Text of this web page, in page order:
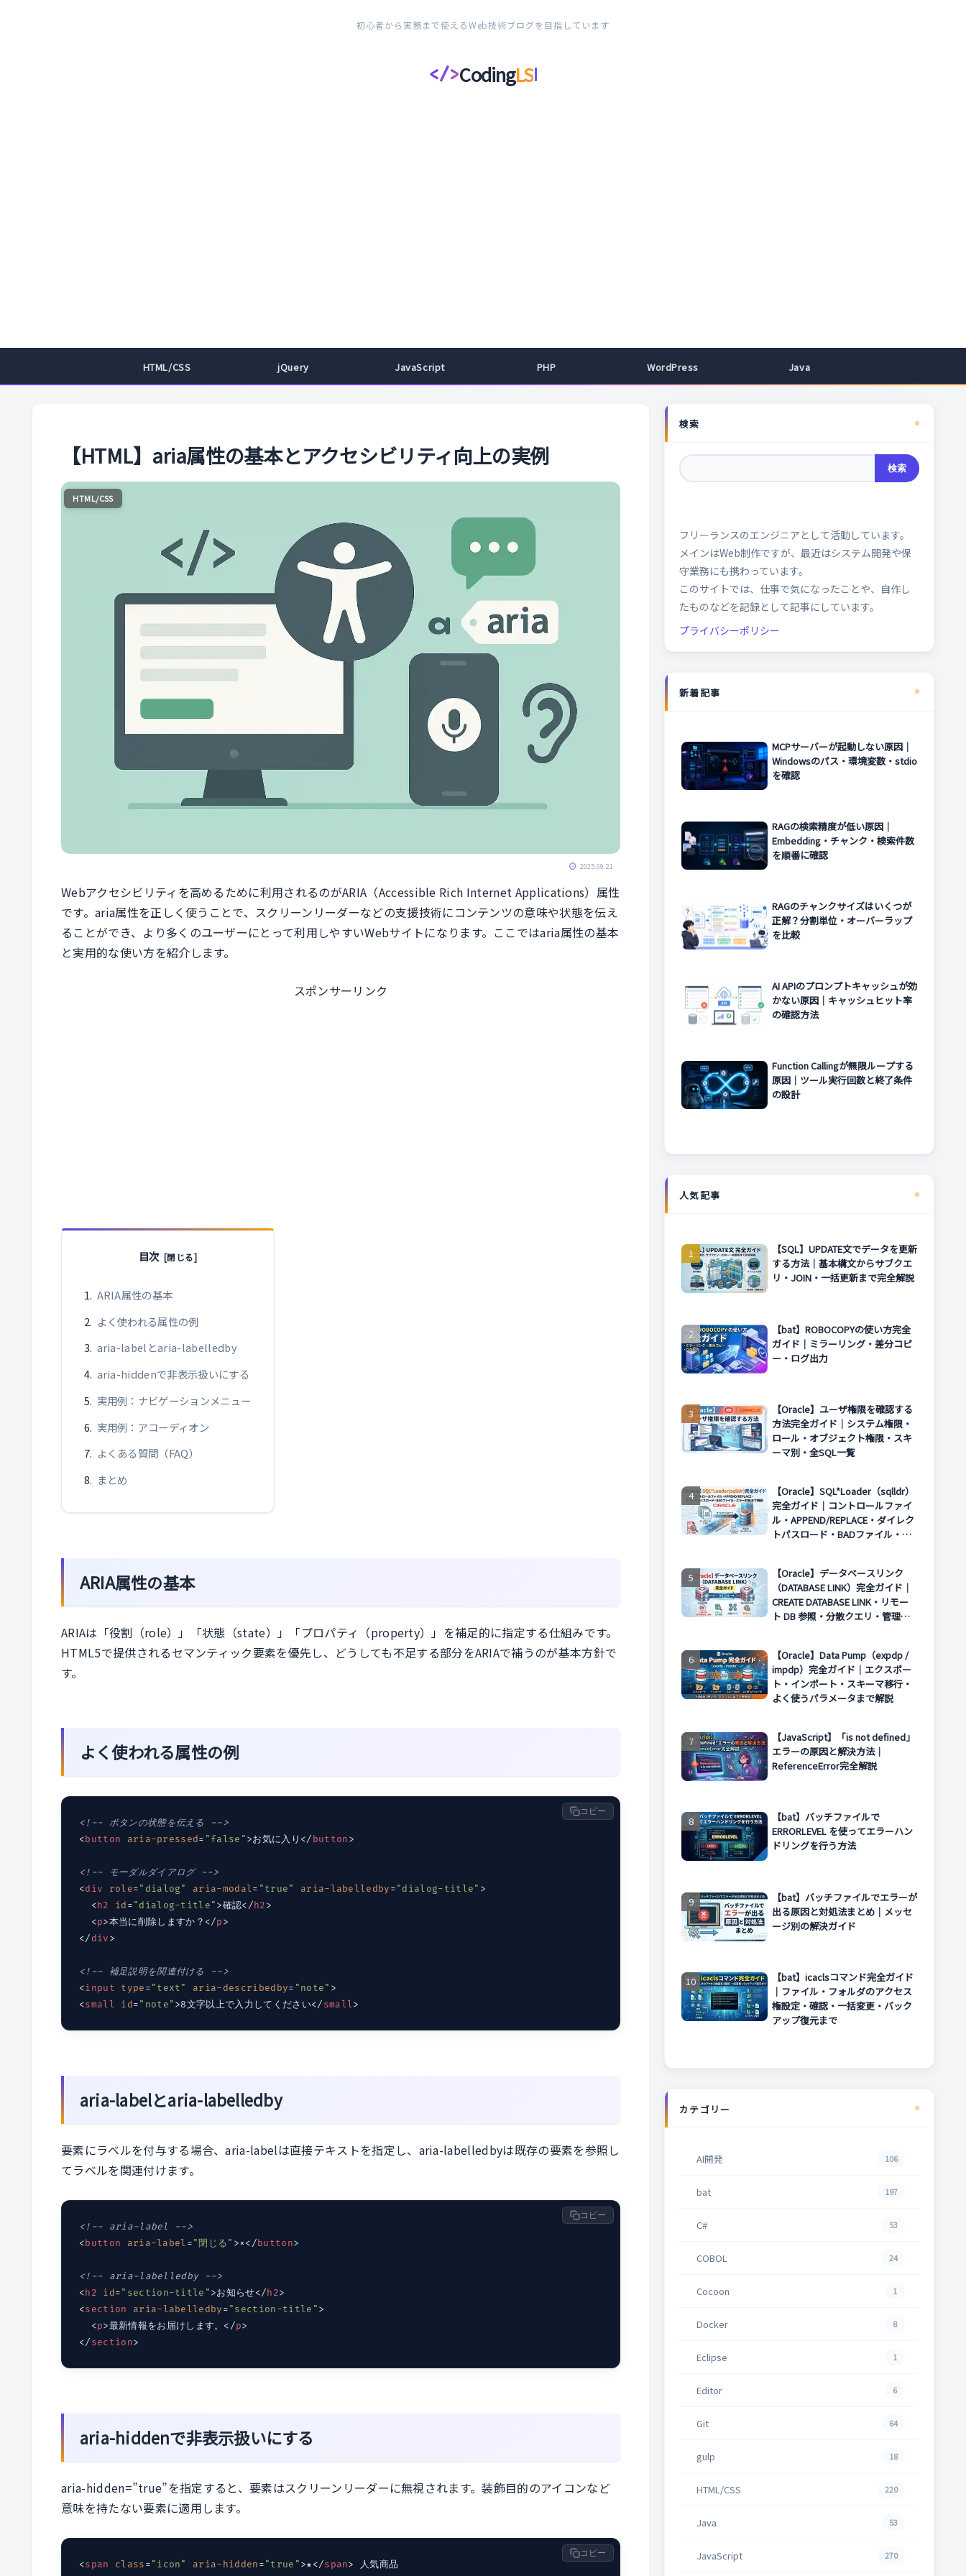
初心者から実務まで使えるWeb技術ブログを目指しています
</>CodingLS
コ
HTML/CSS jQuery JavaScript PHP WordPress Java
【HTML】aria属性の基本とアクセシビリティ向上の実例
HTML/CSS
2025.09.21
Webアクセシビリティを高めるために利用されるのがARIA（Accessible Rich Internet Applications）属性
です。aria属性を正しく使うことで、スクリーンリーダーなどの支援技術にコンテンツの意味や状態を伝え
ることができ、より多くのユーザーにとって利用しやすいWebサイトになります。ここではaria属性の基本
と実用的な使い方を紹介します。
スポンサーリンク
目次
ARIA属性の基本
よく使われる属性の例
aria-labelとaria-labelledby
aria-hiddenで非表示扱いにする
実用例：ナビゲーションメニュー
実用例：アコーディオン
よくある質問（FAQ）
まとめ
ARIA属性の基本
ARIAは「役割（role）」「状態（state）」「プロパティ（property）」を補足的に指定する仕組みです。
HTML5で提供されるセマンティック要素を優先し、どうしても不足する部分をARIAで補うのが基本方針で
す。
よく使われる属性の例
<!-- ボタンの状態を伝える -->
<button aria-pressed= "false">お気に入り </button>
<!-- モーダルダイアログ -->
<div role="dialog" aria-modal= "true" aria-labelledby="dialog-title" >
<h2 id="dialog-title">確認</h2>
<p>本当に削除しますか？ </p>
</div>
<!-- 補足説明を関連付ける -->
<input type="text" aria-describedby= "note" >
<small id="note">8文字以上で入力してください</small>
コピー
aria-labelとaria-labelledby
要素にラベルを付与する場合、aria-labelは直接テキストを指定し、aria-labelledbyは既存の要素を参照し
てラベルを関連付けます。
<!-- aria-label -->
<button aria-label="閉じる" >×</button>
<!-- aria-labelledby -->
<h2 id="section-title">お知らせ</h2>
<section aria-labelledby="section-title">
<p>最新情報をお届けします。 </p>
</section>
コピー
aria-hiddenで非表示扱いにする
aria-hidden=”true”を指定すると、要素はスクリーンリーダーに無視されます。装飾目的のアイコンなど
意味を持たない要素に適用します。
<span class="icon" aria-hidden="true">★</span>
コピー
検索
検索
フリーランスのエンジニアとして活動しています。
メインはWeb制作ですが、最近はシステム開発や保
守業務にも携わっています。
このサイトでは、仕事で気になったことや、自作し
たものなどを記録として記事にしています。
プライバシーポリシー
新着記事
MCPサーバーが起動しない原因｜
Windowsのパス・環境変数・stdio
を確認
RAGの検索精度が低い原因｜
Embedding・チャンク・検索件数
を順番に確認
RAGのチャンクサイズはいくつが
正解？分割単位・オーバーラップ
を比較
AI APIのプロンプトキャッシュが効
かない原因｜キャッシュヒット率
の確認方法
Function Callingが無限ループする
原因｜ツール実行回数と終了条件
の設計
人気記事
【SQL】UPDATE文でデータを更新
する方法｜基本構文からサブクエ
リ・JOIN・一括更新まで完全解説
【bat】ROBOCOPYの使い方完全
ガイド｜ミラーリング・差分コピ
ー・ログ出力
【Oracle】ユーザ権限を確認する
方法完全ガイド｜システム権限・
ロール・オブジェクト権限・スキ
ーマ別・全SQL一覧
【Oracle】SQL*Loader（sqlldr）
完全ガイド｜コントロールファイ
ル・APPEND/REPLACE・ダイレク
トパスロード・BADファイル・エ
【Oracle】データベースリンク
（DATABASE LINK）完全ガイド｜
CREATE DATABASE LINK・リモー
ト DB 参照・分散クエリ・管理方
【Oracle】Data Pump（expdp /
impdp）完全ガイド｜エクスポー
ト・インポート・スキーマ移行・
よく使うパラメータまで解説
【JavaScript】「is not defined」
エラーの原因と解決方法｜
ReferenceError完全解説
【bat】バッチファイルで
ERRORLEVEL を使ってエラーハン
ドリングを行う方法
【bat】バッチファイルでエラーが
出る原因と対処法まとめ｜メッセ
ージ別の解決ガイド
【bat】icaclsコマンド完全ガイド
｜ファイル・フォルダのアクセス
権設定・確認・一括変更・バック
アップ復元まで
カテゴリー
AI開発 106
bat 197
C# 53
COBOL 24
Cocoon 1
Docker 8
Eclipse 1
Editor 6
Git 64
gulp 18
HTML/CSS 220
Java 53
JavaScript 270